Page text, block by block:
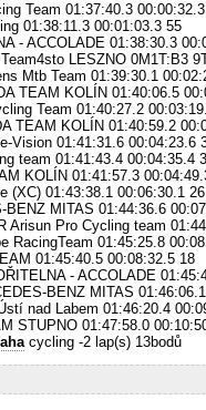
Team 01:37:40.3
01:38:11.3 00:01:03.3 55
- ACCOLADE 01:38:30.3
LESZNO 0M1T:B3
Mtb Team 01:39:30.1
TEAM KOLÍN 01:40:06.5
Team 01:40:27.2
TEAM KOLÍN 01:40:59.2
Vision 01:41:31.6 00:04:23.6
team 01:41:43.4 00:04:35.4
KOLÍN 01:41:57.3
(XC) 01:43:38.1 00:06:30.1 26
MITAS 01:44:36.6
Arisun Pro Cycling team
RacingTeam 01:45:25.8
01:45:40.5 00:08:32.5 18
- ACCOLADE
BENZ MITAS
nad Labem 01:46:20.4
STUPNO 01:47:58.0
cycling -2 lap(s) 13bodů